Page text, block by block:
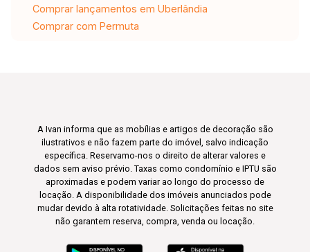
Comprar lançamentos em Uberlândia
Comprar com Permuta
A Ivan informa que as mobílias e artigos de decoração são
ilustrativos e não fazem parte do imóvel, salvo indicação
específica. Reservamo-nos o direito de alterar valores e
dados sem aviso prévio. Taxas como condomínio e IPTU são
aproximadas e podem variar ao longo do processo de
locação. A disponibilidade dos imóveis anunciados pode
mudar devido à alta rotatividade. Solicitações feitas no site
não garantem reserva, compra, venda ou locação.